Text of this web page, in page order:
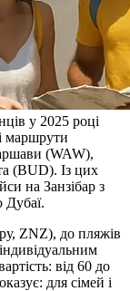
у 2025 році
маршрути
(WAW),
(BUD). Із цих
на Занзібар з
Дубаї.
ZNZ), до пляжів
від 60 до
для сімей і